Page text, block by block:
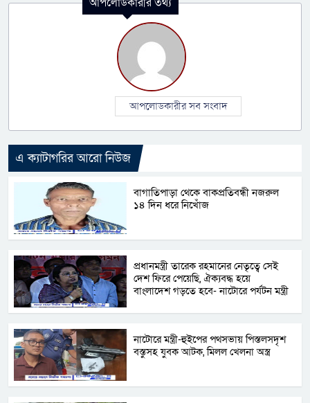
আপলোডকারীর সব সংবাদ
এ ক্যাটাগরির আরো নিউজ
বাগাতিপাড়া থেকে বাকপ্রতিবন্ধী নজরুল
১৪ দিন ধরে নিখোঁজ
প্রধানমন্ত্রী তারেক রহমানের নেতৃত্বে সেই
দেশ ফিরে পেয়েছি, ঐক্যবদ্ধ হয়ে
বাংলাদেশ গড়তে হবে- নাটোরে পর্যটন মন্ত্রী
নাটোরে মন্ত্রী-হুইপের পথসভায় পিস্তলসদৃশ
বস্তুসহ যুবক আটক, মিলল খেলনা অস্ত্র